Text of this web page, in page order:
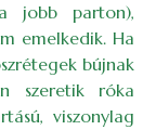
jobb parton),
emelkedik. Ha
bújnak
szeretik róka
viszonylag